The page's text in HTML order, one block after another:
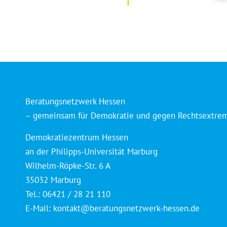
Beratungsnetzwerk Hessen
– gemeinsam für Demokratie und gegen
Demokratiezentrum Hessen
an der Philipps-Universität Marburg
Wilhelm-Röpke-Str. 6 A
35032 Marburg
Tel.: 06421 / 28 21 110
E-Mail: kontakt@beratungsnetzwerk-hessen.de